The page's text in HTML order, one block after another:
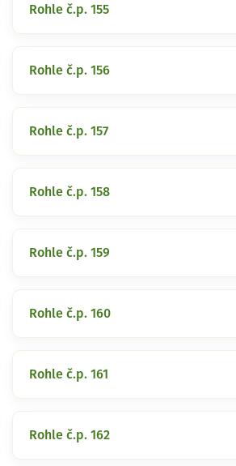
Rohle č.p. 155
Rohle č.p. 156
Rohle č.p. 157
Rohle č.p. 158
Rohle č.p. 159
Rohle č.p. 160
Rohle č.p. 161
Rohle č.p. 162